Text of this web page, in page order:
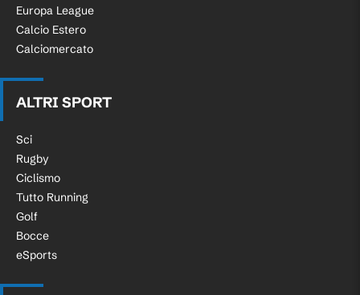
Europa League
Calcio Estero
Calciomercato
ALTRI SPORT
Sci
Rugby
Ciclismo
Tutto Running
Golf
Bocce
eSports